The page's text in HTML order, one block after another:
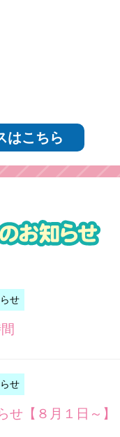
はこちら
せ
せ
せ【８月１日～】